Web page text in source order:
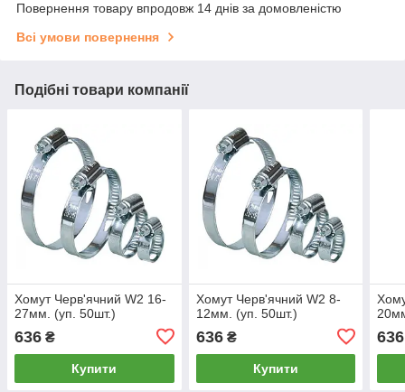
Повернення товару впродовж 14 днів за домовленістю
Всі умови повернення
Подібні товари компанії
Хомут Черв'ячний W2 16-
27мм. (уп. 50шт.)
636 ₴
Купити
Хомут Черв'ячний W2 8-
12мм. (уп. 50шт.)
636₴
Купити
636